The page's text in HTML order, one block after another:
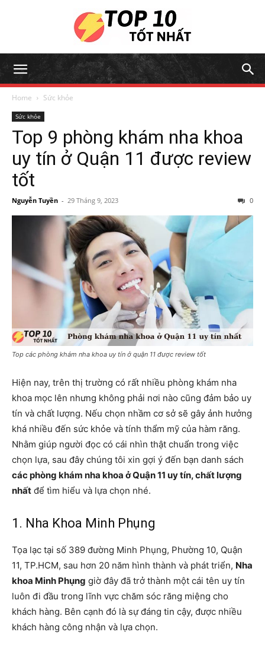
Home Sức khỏe
Sức khỏe
Top 9 phòng khám nha khoa
uy tín ở Quận 11 được review
tốt
Nguyễn Tuyền - 29 Tháng 9, 2023 0
Top các phòng khám nha khoa uy tín ở quận 11 được review tốt
Hiện nay, trên thị trường có rất nhiều phòng khám nha
khoa mọc lên nhưng không phải nơi nào cũng đảm bảo uy
tín và chất lượng. Nếu chọn nhầm cơ sở sẽ gây ảnh hưởng
khá nhiều đến sức khỏe và tính thẩm mỹ của hàm răng.
Nhằm giúp người đọc có cái nhìn thật chuẩn trong việc
chọn lựa, sau đây chúng tôi xin gợi ý đến bạn danh sách
các phòng khám nha khoa ở Quận 11 uy tín, chất lượng
nhất để tìm hiểu và lựa chọn nhé.
1. Nha Khoa Minh Phụng
Tọa lạc tại số 389 đường Minh Phụng, Phường 10, Quận
11, TP.HCM, sau hơn 20 năm hình thành và phát triển, Nha
khoa Minh Phụng giờ đây đã trở thành một cái tên uy tín
luôn đi đầu trong lĩnh vực chăm sóc răng miệng cho
khách hàng. Bên cạnh đó là sự đáng tin cậy, được nhiều
khách hàng công nhận và lựa chọn.